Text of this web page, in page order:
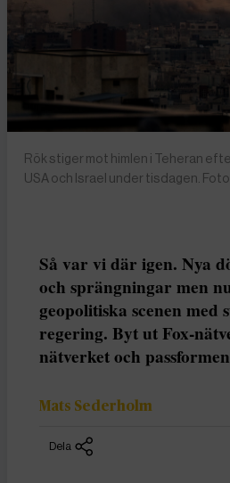
Rök stiger mot himlen i Teheran
USA och Israel under tisdagen.
Så var vi där igen. Nya
och sprängningar men
geopolitiska scenen med
regering. Byt ut Fox-
nätverket och
Mats Sederholm
Dela